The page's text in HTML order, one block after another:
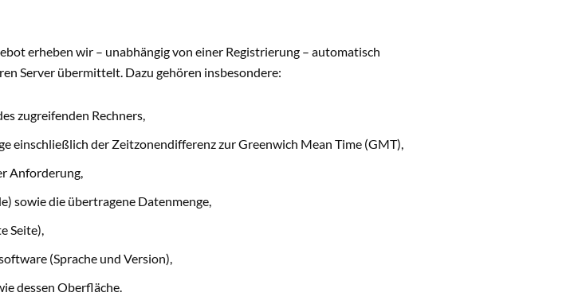
erheben wir – unabhängig von einer Registrierung – automatisch
Server übermittelt. Dazu gehören insbesondere:
zugreifenden Rechners,
einschließlich der Zeitzonendifferenz zur Greenwich Mean Time (GMT),
Anforderung,
sowie die übertragene Datenmenge,
Seite),
(Sprache und Version),
dessen Oberfläche.